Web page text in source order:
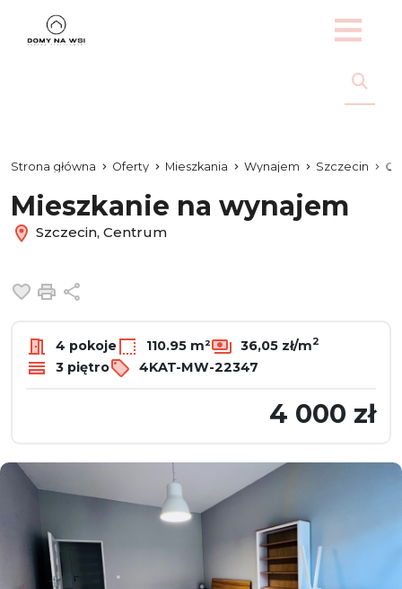
Strona główna Oferty Mieszkania Wynajem Szczecin
Mieszkanie na wynajem
Szczecin, Centrum
Dodaj do ulubionych
Drukuj
4 pokoje 110.95 m² 36,05 zł/m2
3 piętro 4KAT-MW-22347
4 000 zł